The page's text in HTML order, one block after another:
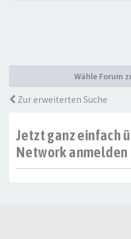
Wähle Forum
Zur erweiterten Suche
Jetzt ganz einfach
Network anmelden